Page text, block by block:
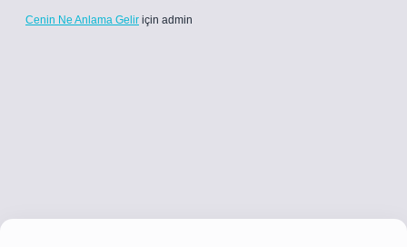
Cenin Ne Anlama Gelir için admin
betci girişbetci girişhiltonbet yeni giriş